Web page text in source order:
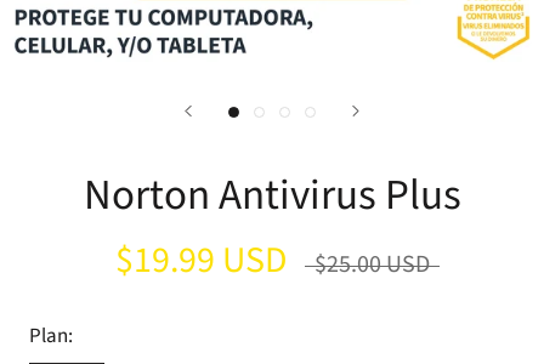
Norton Antivirus Plus
$19.99 USD $25.00 USD
Plan: